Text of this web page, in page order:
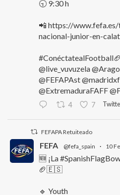
🕤 9:30 h
📲 https://
nacional-junior-en-
@live_vuvuzela
@FEFAPAst
@ExtremaduraFAFF
4 7
FEFAPA Retuiteado
FEFA @fefa_spain · 10
🆕 ¡La
🏈🇪🇸
🔹 Youth